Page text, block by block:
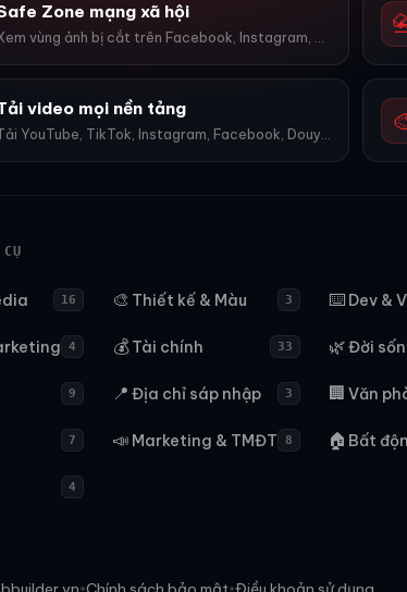
Zone mạng xã hội
Xem vùng ảnh bị cắt trên Facebook, Instagram, TikTok, YouTube...
video mọi nền tảng
Tải YouTube, TikTok, Instagram, Facebook, Douyin, Bilibili, X... 1600+ nền tảng, không watermark.
16 🎨 Thiết kế & Màu 3 ⌨️ Dev &
4 💰Tài chính 33 🌿Đời
9 📍 Địa chỉ sáp nhập 3 🏢 Văn
7 📣 Marketing & TMĐT 8 🏠 Bất
4